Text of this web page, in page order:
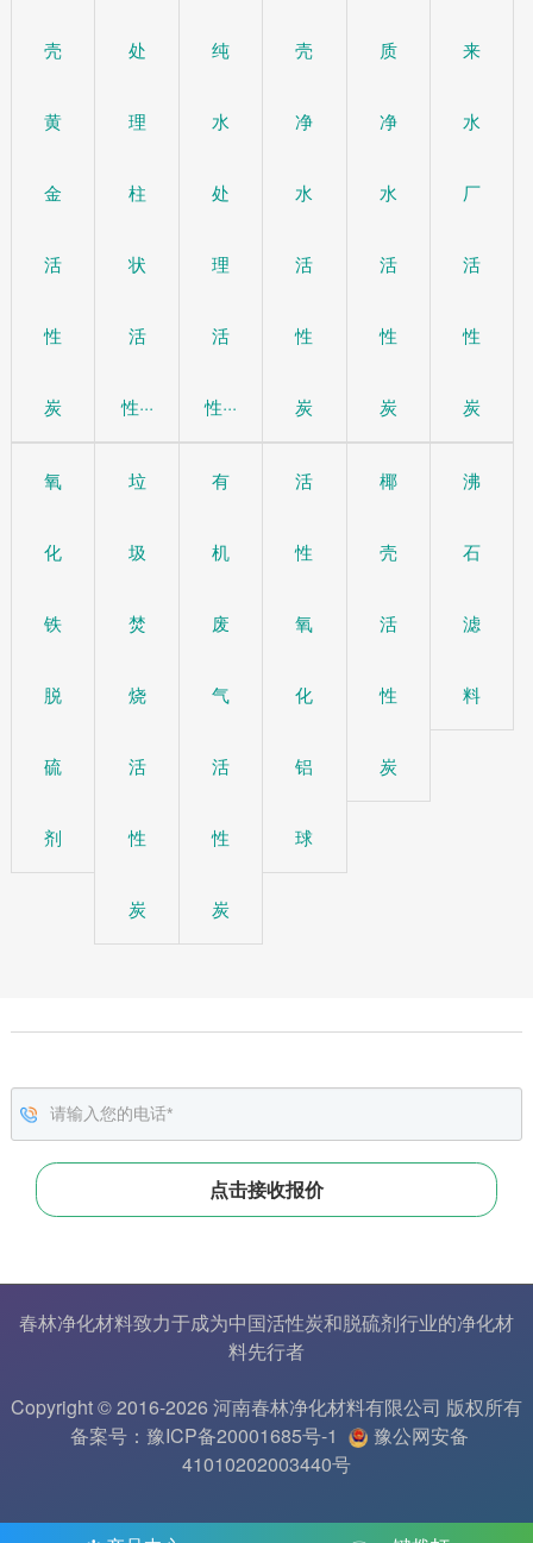
壳
黄
金
活
性
炭
处
理
柱
状
活
性···
纯
水
处
理
活
性···
壳
净
水
活
性
炭
质
净
水
活
性
炭
来
水
厂
活
性
炭
氧
化
铁
脱
硫
剂
垃
圾
焚
烧
活
性
炭
有
机
废
气
活
性
炭
活
性
氧
化
铝
球
椰
壳
活
性
炭
沸
石
滤
料
春林净化材料致力于成为中国活性炭和脱硫剂行业的净化材
料先行者
Copyright © 2016-2026 河南春林净化材料有限公司 版权所有
备案号：豫ICP备20001685号-1
豫公网安备
41010202003440号